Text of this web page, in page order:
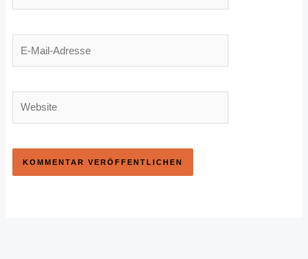
E-
Mail-
Adresse
Website